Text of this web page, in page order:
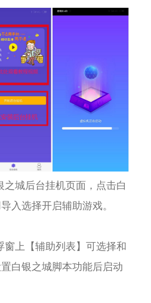
城后台挂机页面，点击白
入选择开启辅助游戏。
窗上【辅助列表】可选择和
白银之城脚本功能后启动